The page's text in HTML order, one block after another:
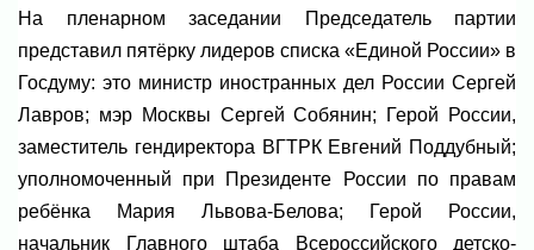
На пленарном заседании Председатель партии
представил пятёрку лидеров списка «Единой России» в
Госдуму: это министр иностранных дел России Сергей
Лавров; мэр Москвы Сергей Собянин; Герой России,
заместитель гендиректора ВГТРК Евгений Поддубный;
уполномоченный при Президенте России по правам
ребёнка Мария Львова-Белова; Герой России,
начальник Главного штаба Всероссийского детско-